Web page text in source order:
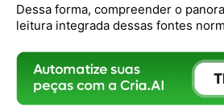
Dessa forma, compreender o
leitura integrada dessas fontes